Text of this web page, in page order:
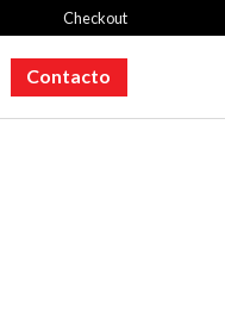
Checkout
Contacto